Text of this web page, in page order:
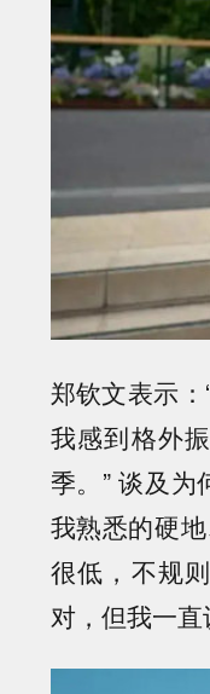
郑钦文表示
我感到格外
季。” 谈及
我熟悉的硬
很低，不规
对，但我一